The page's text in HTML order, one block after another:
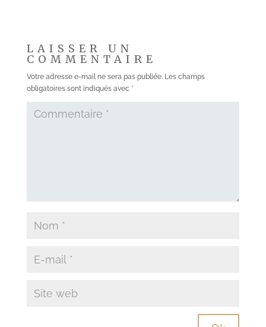
LAISSER UN
COMMENTAIRE
Votre adresse e-mail ne sera pas publiée. Les champs
obligatoires sont indiqués avec *